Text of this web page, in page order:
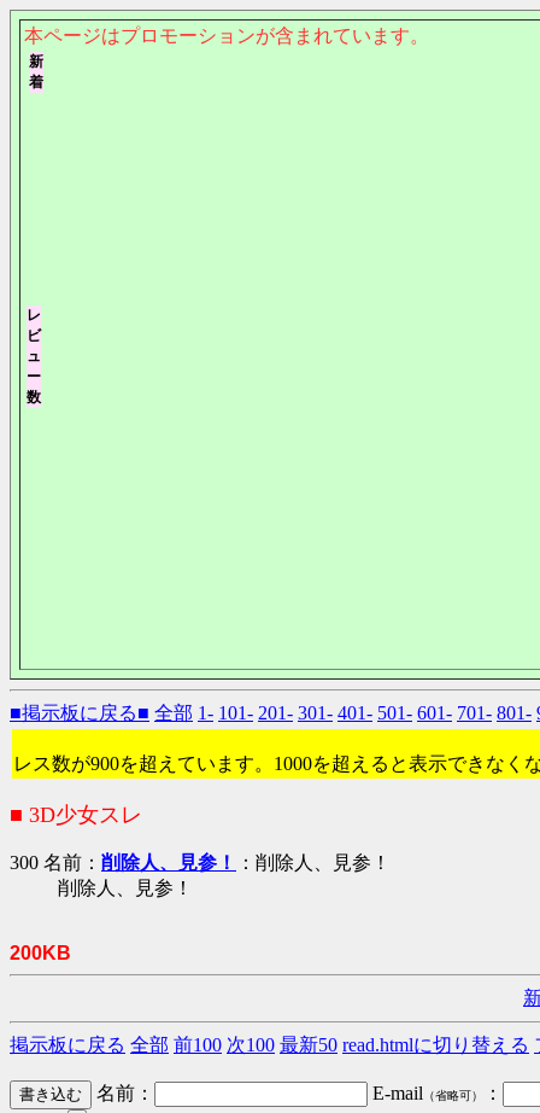
本ページはプロモーションが含まれています。
■掲示板に戻る■ 全部 1- 101- 201- 301- 401- 501- 601- 701- 801-
レス数が900を超えています。1000を超えると表示できなく
■ 3D少女スレ
300 名前： 削除人、見参！
：削除人、見参！
削除人、見参！
200KB
掲示板に戻る 全部 前100 次100 最新50 read.htmlに切り替える
名前： E-mail （省略可）
：